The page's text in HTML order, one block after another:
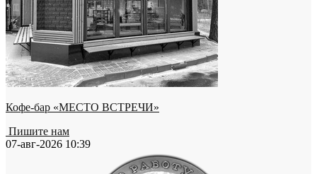
Кофе-бар «МЕСТО ВСТРЕЧИ»
Пишите нам
07-авг-2026 10:39